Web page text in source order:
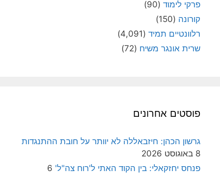
פרקי לימוד (90)
קורונה (150)
רלוונטיים תמיד (4,091)
שרית אונגר משיח (72)
פוסטים אחרונים
גרשון הכהן: חיזבאללה לא יוותר על חובת ההתנגדות
8 באוגוסט 2026
פנחס יחזקאלי: בין הקוד האתי ל'רוח צה"ל' 6